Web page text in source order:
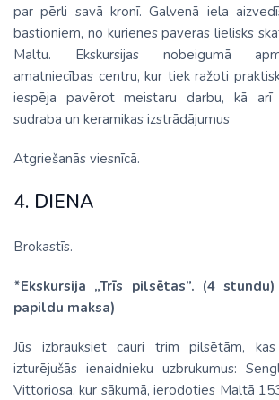
par pērli savā kronī. Galvenā iela
bastioniem, no kurienes paveras lielisks
Maltu. Ekskursijas nobeigumā
amatniecības centru, kur tiek ražoti
iespēja pavērot meistaru darbu, kā arī
sudraba un keramikas izstrādājumus
Atgriešanās viesnīcā.
4. DIENA
Brokastīs.
*Ekskursija „Trīs pilsētas”. (4
papildu maksa)
Jūs izbrauksiet cauri trim pilsētām,
izturējušās ienaidnieku uzbrukumus:
Vittoriosa, kur sākumā, ierodoties Maltā